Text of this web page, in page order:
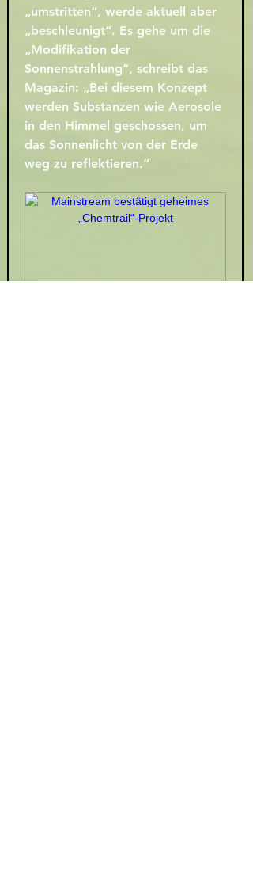
„umstritten“, werde aktuell aber
„beschleunigt“. Es gehe um die
„Modifikation der
Sonnenstrahlung“, schreibt das
Magazin: „Bei diesem Konzept
werden Substanzen wie Aerosole
in den Himmel geschossen, um
das Sonnenlicht von der Erde
weg zu reflektieren.“